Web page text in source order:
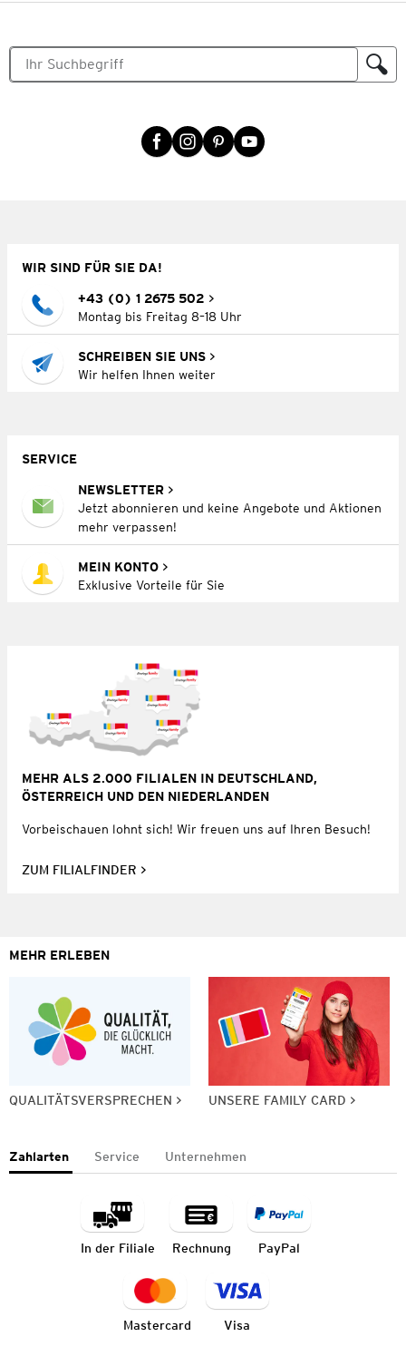
WIR SIND FÜR SIE DA!
+43 (0) 1 2675 502
Montag bis Freitag 8–18 Uhr
SCHREIBEN SIE UNS
Wir helfen Ihnen weiter
SERVICE
NEWSLETTER
Jetzt abonnieren und keine Angebote und Aktionen
mehr verpassen!
MEIN KONTO
Exklusive Vorteile für Sie
MEHR ALS 2.000 FILIALEN IN DEUTSCHLAND,
ÖSTERREICH UND DEN NIEDERLANDEN
Vorbeischauen lohnt sich! Wir freuen uns auf Ihren Besuch!
ZUM FILIALFINDER
MEHR ERLEBEN
QUALITÄTSVERSPRECHEN UNSERE FAMILY CARD
Zahlarten Service Unternehmen
In der Filiale Rechnung PayPal
Mastercard Visa